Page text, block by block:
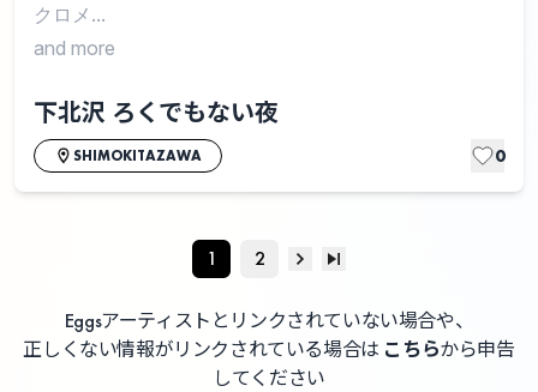
クロメ...
and more
下北沢 ろくでもない夜
SHIMOKITAZAWA 0
1 2
Eggsアーティストとリンクされていない場合や、
正しくない情報がリンクされている場合は こちらから申告
してください